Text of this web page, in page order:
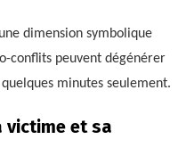
dimension symbolique
conflits peuvent dégénérer
minutes seulement.
victime et sa